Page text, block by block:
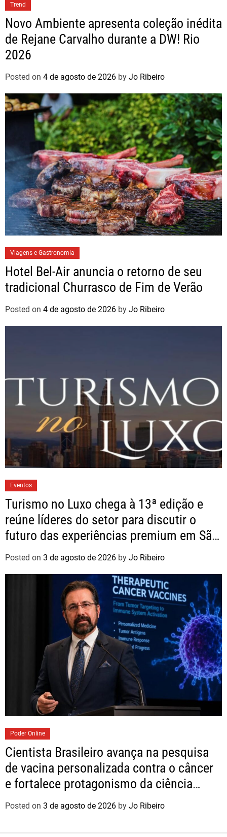
Trend
Novo Ambiente apresenta coleção inédita
de Rejane Carvalho durante a DW! Rio
2026
Posted on 4 de agosto de 2026 by Jo Ribeiro
Viagens e Gastronomia
Hotel Bel-Air anuncia o retorno de seu
tradicional Churrasco de Fim de Verão
Posted on 4 de agosto de 2026 by Jo Ribeiro
Eventos
Turismo no Luxo chega à 13ª edição e
reúne líderes do setor para discutir o
futuro das experiências premium em São
Paulo
Posted on 3 de agosto de 2026 by Jo Ribeiro
Poder Online
Cientista Brasileiro avança na pesquisa
de vacina personalizada contra o câncer
e fortalece protagonismo da ciência
nacional
Posted on 3 de agosto de 2026 by Jo Ribeiro